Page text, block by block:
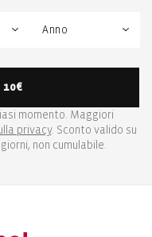
10€
momento. Maggiori
privacy. Sconto valido su
non cumulabile.